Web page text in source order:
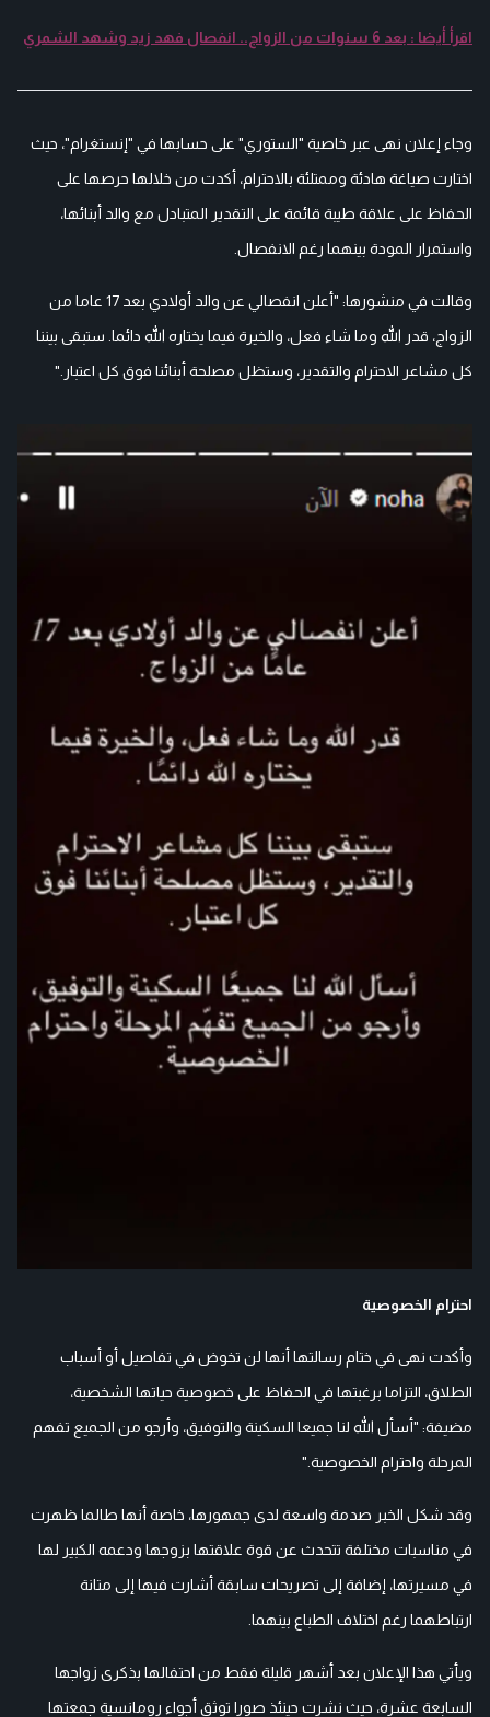
اقرأ أيضا : بعد 6 سنوات من الزواج.. انفصال فهد زيد وشهد الشمري
وجاء إعلان نهى عبر خاصية "الستوري" على حسابها في "إنستغرام"، حيث
اختارت صياغة هادئة وممتلئة بالاحترام، أكدت من خلالها حرصها على
الحفاظ على علاقة طيبة قائمة على التقدير المتبادل مع والد أبنائها،
واستمرار المودة بينهما رغم الانفصال.
وقالت في منشورها: "أعلن انفصالي عن والد أولادي بعد 17 عاما من
الزواج، قدر الله وما شاء فعل، والخيرة فيما يختاره الله دائما. ستبقى بيننا
كل مشاعر الاحترام والتقدير، وستظل مصلحة أبنائنا فوق كل اعتبار."
احترام الخصوصية
وأكدت نهى في ختام رسالتها أنها لن تخوض في تفاصيل أو أسباب
الطلاق، التزاما برغبتها في الحفاظ على خصوصية حياتها الشخصية،
مضيفة: "أسأل الله لنا جميعا السكينة والتوفيق، وأرجو من الجميع تفهم
المرحلة واحترام الخصوصية."
وقد شكل الخبر صدمة واسعة لدى جمهورها، خاصة أنها طالما ظهرت
في مناسبات مختلفة تتحدث عن قوة علاقتها بزوجها ودعمه الكبير لها
في مسيرتها، إضافة إلى تصريحات سابقة أشارت فيها إلى متانة
ارتباطهما رغم اختلاف الطباع بينهما.
ويأتي هذا الإعلان بعد أشهر قليلة فقط من احتفالها بذكرى زواجها
السابعة عشرة، حيث نشرت حينئذ صورا توثق أجواء رومانسية جمعتها